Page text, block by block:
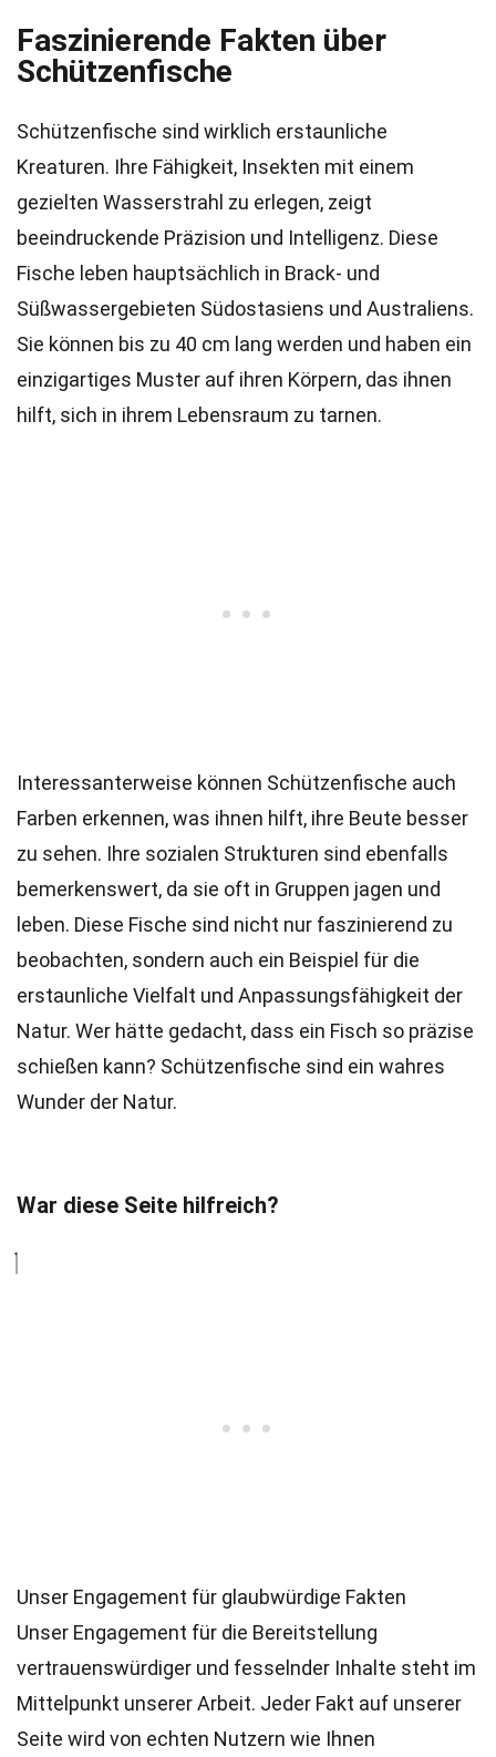
Faszinierende Fakten über
Schützenfische
Schützenfische sind wirklich erstaunliche
Kreaturen. Ihre Fähigkeit, Insekten mit einem
gezielten Wasserstrahl zu erlegen, zeigt
beeindruckende Präzision und Intelligenz. Diese
Fische leben hauptsächlich in Brack- und
Süßwassergebieten Südostasiens und Australiens.
Sie können bis zu 40 cm lang werden und haben ein
einzigartiges Muster auf ihren Körpern, das ihnen
hilft, sich in ihrem Lebensraum zu tarnen.
Interessanterweise können Schützenfische auch
Farben erkennen, was ihnen hilft, ihre Beute besser
zu sehen. Ihre sozialen Strukturen sind ebenfalls
bemerkenswert, da sie oft in Gruppen jagen und
leben. Diese Fische sind nicht nur faszinierend zu
beobachten, sondern auch ein Beispiel für die
erstaunliche Vielfalt und Anpassungsfähigkeit der
Natur. Wer hätte gedacht, dass ein Fisch so präzise
schießen kann? Schützenfische sind ein wahres
Wunder der Natur.
War diese Seite hilfreich?
Unser Engagement für glaubwürdige Fakten
Unser Engagement für die Bereitstellung
vertrauenswürdiger und fesselnder Inhalte steht im
Mittelpunkt unserer Arbeit. Jeder Fakt auf unserer
Seite wird von echten Nutzern wie Ihnen